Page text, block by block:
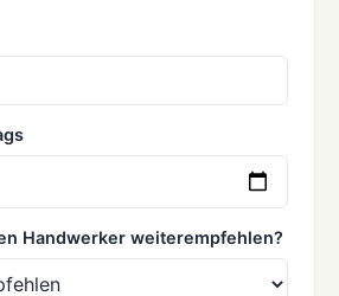
Handwerker weiterempfehlen?